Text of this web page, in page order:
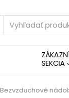
SEKCIA
Bezvzduchové